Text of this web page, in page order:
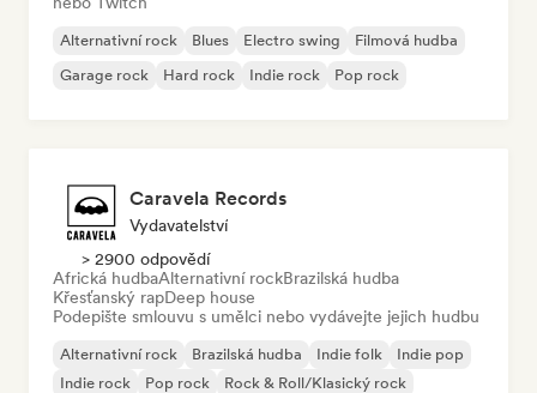
Alternativní rock Blues Electro swing
Filmová hudba
Garage rock
Hard rock Indie rock Pop rock
Caravela Records
Vydavatelství
> 2900 odpovědí
Africká hudbaAlternativní rockBrazilská hudba
Křesťanský rapDeep house
Podepište smlouvu s umělci nebo vydávejte jejich hudbu
Alternativní rock Brazilská hudba Indie folk
Indie pop
Indie rock
Pop rock
Rock & Roll/Klasický rock